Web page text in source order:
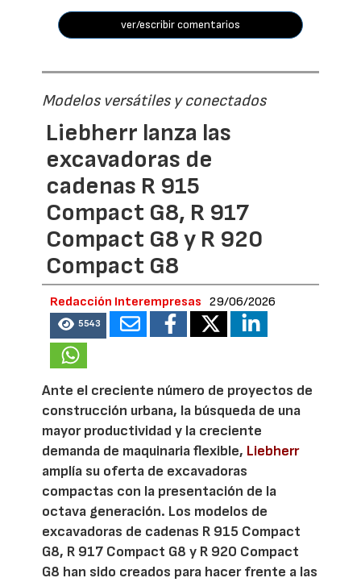
ver/escribir comentarios
Modelos versátiles y conectados
Liebherr lanza las
excavadoras de
cadenas R 915
Compact G8, R 917
Compact G8 y R 920
Compact G8
Redacción Interempresas 29/06/2026
5543
Ante el creciente número de proyectos de
construcción urbana, la búsqueda de una
mayor productividad y la creciente
demanda de maquinaria flexible, Liebherr
amplía su oferta de excavadoras
compactas con la presentación de la
octava generación. Los modelos de
excavadoras de cadenas R 915 Compact
G8, R 917 Compact G8 y R 920 Compact
G8 han sido creados para hacer frente a las